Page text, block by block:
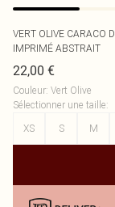
VERT OLIVE CARACO
IMPRIMÉ ABSTRAIT
22,00 €
Couleur: Vert Olive
Sélectionner une taille:
XS
S M